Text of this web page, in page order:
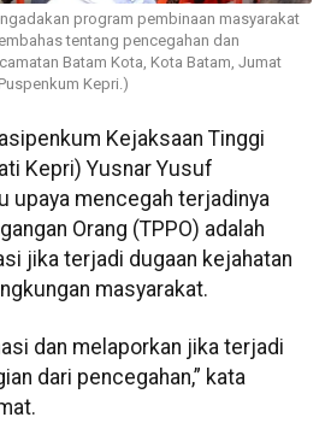
program pembinaan masyarakat
tentang pencegahan dan
Batam Kota, Kota Batam, Jumat
Kepri.)
Kejaksaan Tinggi
Kepri) Yusnar Yusuf
upaya mencegah terjadinya
Orang (TPPO) adalah
jika terjadi dugaan kejahatan
masyarakat.
dan melaporkan jika terjadi
dari pencegahan,” kata